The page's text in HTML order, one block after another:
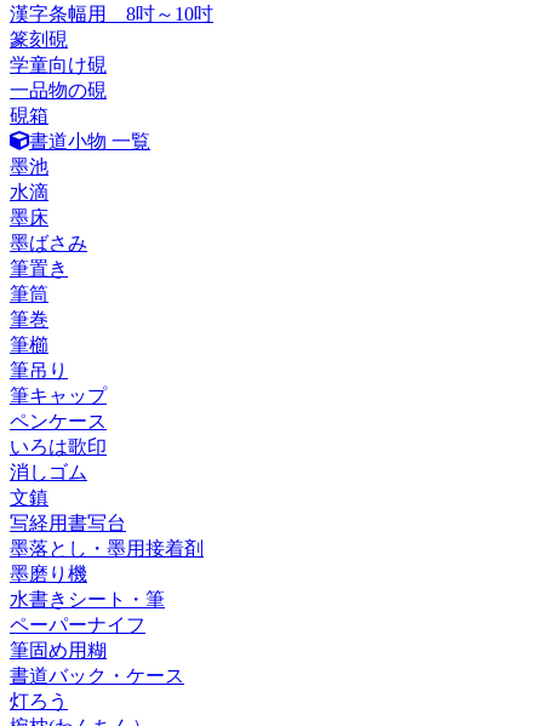
漢字条幅用 8吋～10吋
篆刻硯
学童向け硯
一品物の硯
硯箱
書道小物 一覧
墨池
水滴
墨床
墨ばさみ
筆置き
筆筒
筆巻
筆櫛
筆吊り
筆キャップ
ペンケース
いろは歌印
消しゴム
文鎮
写経用書写台
墨落とし・墨用接着剤
墨磨り機
水書きシート・筆
ペーパーナイフ
筆固め用糊
書道バック・ケース
灯ろう